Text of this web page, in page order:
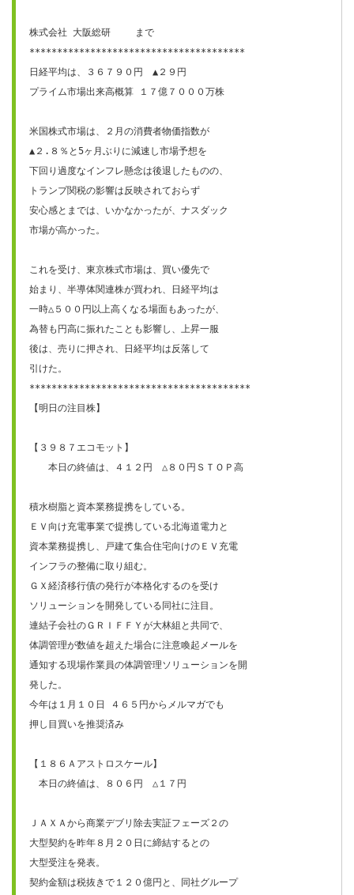
株式会社 大阪総研　　 まで
***************************************
日経平均は、３６７９０円　▲２９円
プライム市場出来高概算 １７億７０００万株
米国株式市場は、２月の消費者物価指数が
▲２.８％と5ヶ月ぶりに減速し市場予想を
下回り過度なインフレ懸念は後退したものの、
トランプ関税の影響は反映されておらず
安心感とまでは、いかなかったが、ナスダック
市場が高かった。
これを受け、東京株式市場は、買い優先で
始まり、半導体関連株が買われ、日経平均は
一時△５００円以上高くなる場面もあったが、
為替も円高に振れたことも影響し、上昇一服
後は、売りに押され、日経平均は反落して
引けた。
****************************************
【明日の注目株】
【３９８７エコモット】
本日の終値は、４１２円　△８０円ＳＴＯＰ高
積水樹脂と資本業務提携をしている。
ＥＶ向け充電事業で提携している北海道電力と
資本業務提携し、戸建て集合住宅向けのＥＶ充電
インフラの整備に取り組む。
ＧＸ経済移行債の発行が本格化するのを受け
ソリューションを開発している同社に注目。
連結子会社のＧＲＩＦＦＹが大林組と共同で、
体調管理が数値を超えた場合に注意喚起メールを
通知する現場作業員の体調管理ソリューションを開
発した。
今年は１月１０日 ４６５円からメルマガでも
押し目買いを推奨済み
【１８６Ａアストロスケール】
本日の終値は、８０６円　△１７円
ＪＡＸＡから商業デブリ除去実証フェーズ２の
大型契約を昨年８月２０日に締結するとの
大型受注を発表。
契約金額は税抜きで１２０億円と、同社グループ